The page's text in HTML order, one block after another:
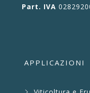
Part. IVA
APPLICAZIONI